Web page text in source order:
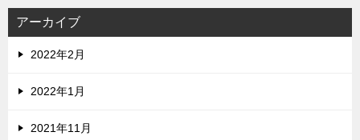
アーカイブ
2022年2月
2022年1月
2021年11月